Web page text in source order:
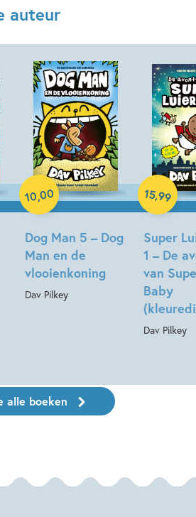
auteur
Dog Man 5 – Dog
Man en de
vlooienkoning
Dav Pilkey
10,00
Paperback
Super
1 – De
van
Baby
Dav Pilkey
15,99
Hardcover
alle boeken